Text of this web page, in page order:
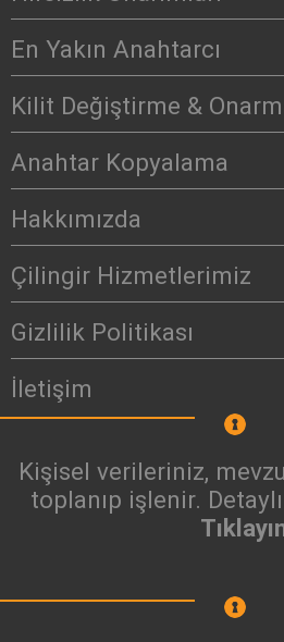
En Yakın Anahtarcı
Kilit Değiştirme &
Anahtar Kopyalama
Hakkımızda
Çilingir Hizmetlerimiz
Gizlilik Politikası
İletişim
Kişisel verileriniz,
toplanıp işlenir.